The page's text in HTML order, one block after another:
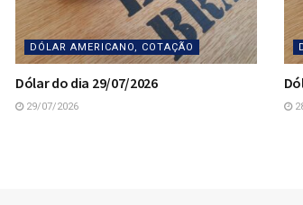
DÓLAR AMERICANO, COTAÇÃO
Dólar do dia 29/07/2026
29/07/2026